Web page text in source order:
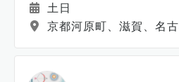
土日
京都河原町、滋賀、名